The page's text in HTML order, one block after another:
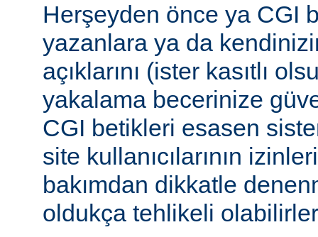
Herşeyden önce ya CGI
yazanlara ya da
açıklarını (ister kasıtlı
yakalama becerinize
CGI betikleri esasen
site kullanıcılarının
bakımdan dikkatle
oldukça tehlikeli